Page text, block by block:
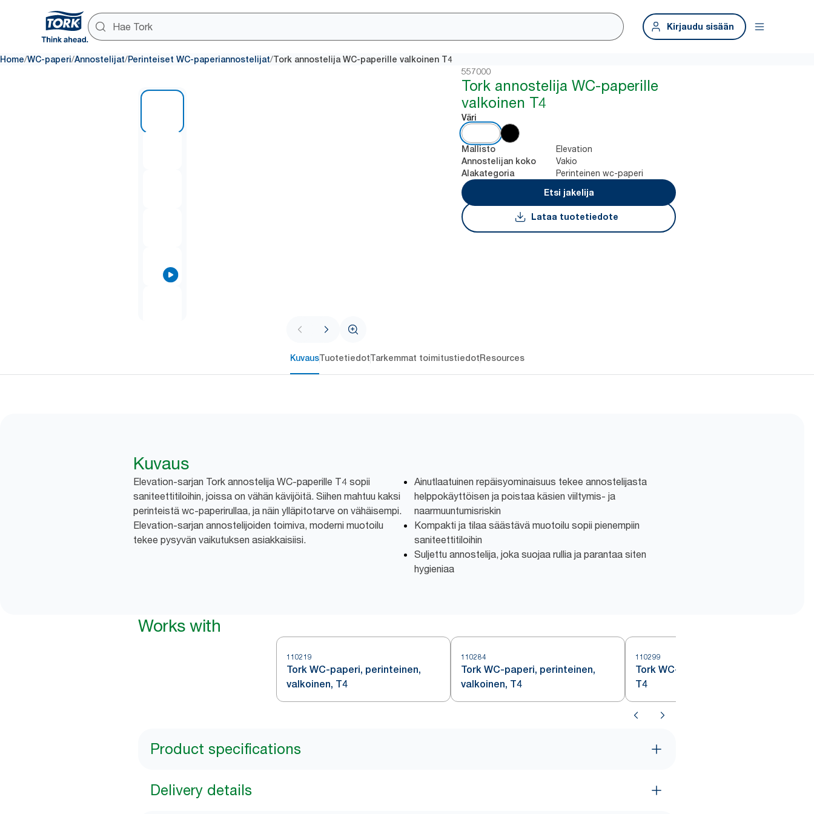
Kirjaudu sisään
Home/WC-paperi/Annostelijat/Perinteiset WC-paperiannostelijat/Tork annostelija WC-paperille valkoinen T4
557000
Tork annostelija WC-paperille
valkoinen T4
Väri
Mallisto Elevation
Annostelijan koko Vakio
Alakategoria
Perinteinen wc-paperi
Etsi jakelija
Lataa tuotetiedote
KuvausTuotetiedotTarkemmat toimitustiedotResources
Kuvaus
Elevation-sarjan Tork annostelija WC-paperille T4 sopii
saniteettitiloihin, joissa on vähän kävijöitä. Siihen mahtuu kaksi
perinteistä wc-paperirullaa, ja näin ylläpitotarve on vähäisempi.
Elevation-sarjan annostelijoiden toimiva, moderni muotoilu
tekee pysyvän vaikutuksen asiakkaisiisi.
Ainutlaatuinen repäisyominaisuus tekee annostelijasta
helppokäyttöisen ja poistaa käsien viiltymis- ja
naarmuuntumisriskin
Kompakti ja tilaa säästävä muotoilu sopii pienempiin
saniteettitiloihin
Suljettu annostelija, joka suojaa rullia ja parantaa siten
hygieniaa
Works with
110219
Tork WC-paperi, perinteinen,
valkoinen, T4
110284
Tork WC-paperi, perinteinen,
valkoinen, T4
110299
Tork WC-paperi, luonnonvärinen,
T4
Product specifications
Delivery details